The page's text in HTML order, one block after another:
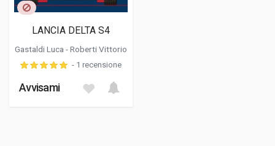
LANCIA DELTA S4
Gastaldi Luca -Roberti Vittorio
- 1 recensione
Avvisami